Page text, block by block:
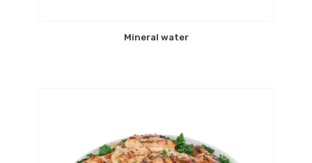
Mineral water